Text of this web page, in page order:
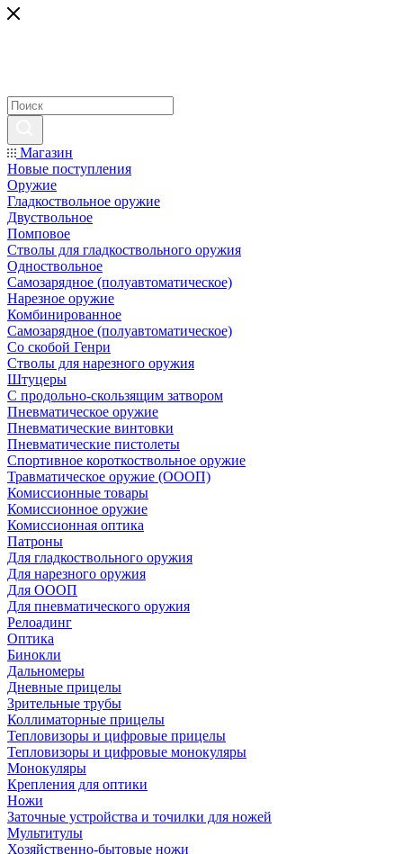
Магазин
Новые поступления
Оружие
Гладкоствольное оружие
Двуствольное
Помповое
Стволы для гладкоствольного оружия
Одноствольное
Самозарядное (полуавтоматическое)
Нарезное оружие
Комбинированное
Самозарядное (полуавтоматическое)
Со скобой Генри
Стволы для нарезного оружия
Штуцеры
С продольно-скользящим затвором
Пневматическое оружие
Пневматические винтовки
Пневматические пистолеты
Спортивное короткоствольное оружие
Травматическое оружие (ОООП)
Комиссионные товары
Комиссионное оружие
Комиссионная оптика
Патроны
Для гладкоствольного оружия
Для нарезного оружия
Для ОООП
Для пневматического оружия
Релоадинг
Оптика
Бинокли
Дальномеры
Дневные прицелы
Зрительные трубы
Коллиматорные прицелы
Тепловизоры и цифровые прицелы
Тепловизоры и цифровые монокуляры
Монокуляры
Крепления для оптики
Ножи
Заточные устройства и точилки для ножей
Мультитулы
Хозяйственно-бытовые ножи